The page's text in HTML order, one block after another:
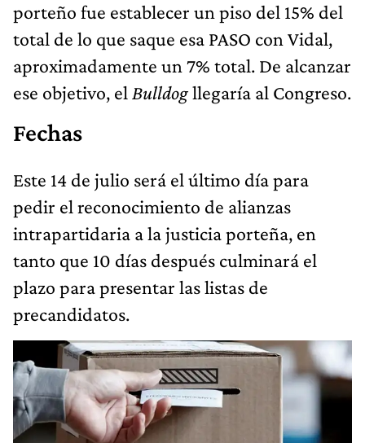
porteño fue establecer un piso del 15% del
total de lo que saque esa PASO con Vidal,
aproximadamente un 7% total. De alcanzar
ese objetivo, el Bulldogllegaría al Congreso.
Fechas
Este 14 de julio será el último día para
pedir el reconocimiento de alianzas
intrapartidaria a la justicia porteña, en
tanto que 10 días después culminará el
plazo para presentar las listas de
precandidatos.